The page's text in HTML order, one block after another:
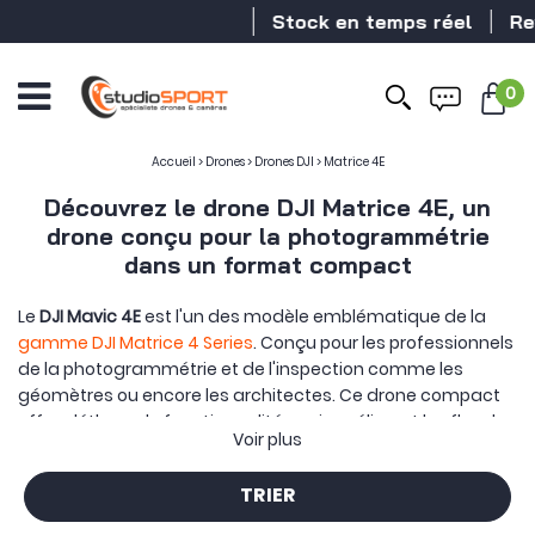
Stock en temps réel
0
Accueil > Drones> Drones DJI > Matrice 4E
Découvrez le drone DJI Matrice 4E, un
drone conçu pour la photogrammétrie
dans un format compact
Le DJI Mavic 4Eest l'un des modèle emblématique de la
gamme DJI Matrice 4 Series. Conçu pour les professionnels
de la photogrammétrie et de l'inspection comme les
géomètres ou encore les architectes. Ce drone compact
offre pléthore de fonctionnalités qui améliorent les flux de
travail des ces professionnels.
La force du
composée de 4 capteurs :
Voir plus
TRIER